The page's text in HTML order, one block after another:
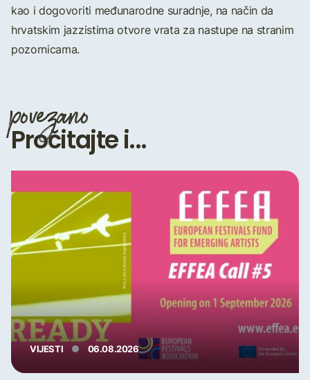
kao i dogovoriti međunarodne suradnje, na način da
hrvatskim jazzistima otvore vrata za nastupe na stranim
pozornicama.
povezano
Pročitajte i...
VIJESTI 06.08.2026